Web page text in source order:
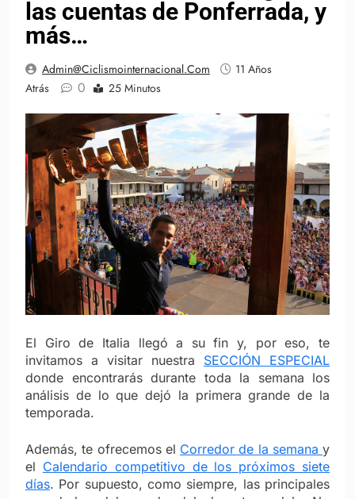
las cuentas de Ponferrada, y
más…
Admin@ciclismointernacional.com
11 Años
Atrás
0 25 Minutos
El Giro de Italia llegó a su fin y, por eso, te
invitamos a visitar nuestra SECCIÓN ESPECIAL
donde encontrarás durante toda la semana los
análisis de lo que dejó la primera grande de la
temporada.
Además, te ofrecemos el Corredor de la semana y
el Calendario competitivo de los próximos siete
días. Por supuesto, como siempre, las principales